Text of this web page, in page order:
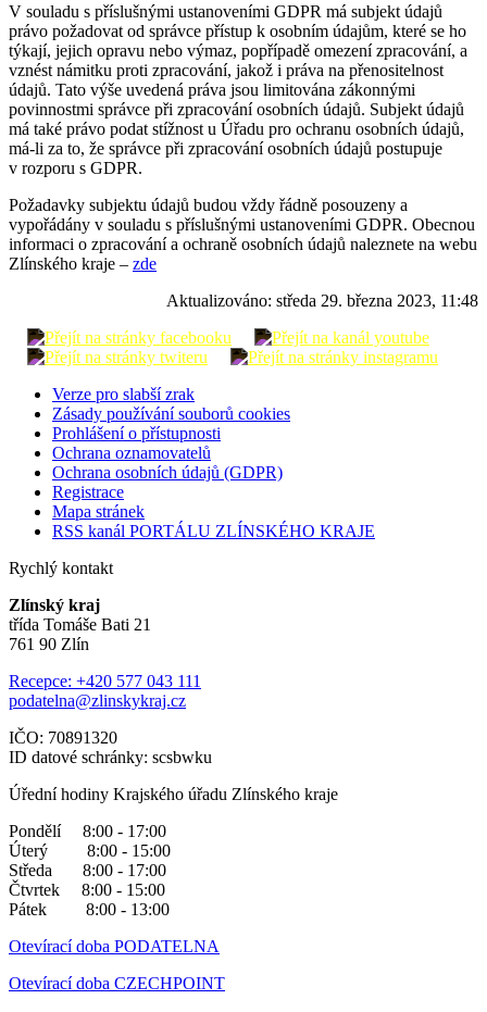
V souladu s příslušnými ustanoveními GDPR má subjekt údajů
právo požadovat od správce přístup k osobním údajům, které se ho
týkají, jejich opravu nebo výmaz, popřípadě omezení zpracování, a
vznést námitku proti zpracování, jakož i práva na přenositelnost
údajů. Tato výše uvedená práva jsou limitována zákonnými
povinnostmi správce při zpracování osobních údajů. Subjekt údajů
má také právo podat stížnost u Úřadu pro ochranu osobních údajů,
má-li za to, že správce při zpracování osobních údajů postupuje
v rozporu s GDPR.
Požadavky subjektu údajů budou vždy řádně posouzeny a
vypořádány v souladu s příslušnými ustanoveními GDPR. Obecnou
informaci o zpracování a ochraně osobních údajů naleznete na webu
Zlínského kraje – zde
Aktualizováno: středa 29. března 2023, 11:48
Verze pro slabší zrak
Zásady používání souborů cookies
Prohlášení o přístupnosti
Ochrana oznamovatelů
Ochrana osobních údajů (GDPR)
Registrace
Mapa stránek
RSS kanál PORTÁLU ZLÍNSKÉHO KRAJE
Rychlý kontakt
Zlínský kraj
třída Tomáše Bati 21
761 90 Zlín
Recepce: +420 577 043 111
podatelna@zlinskykraj.cz
IČO: 70891320
ID datové schránky: scsbwku
Úřední hodiny Krajského úřadu Zlínského kraje
Pondělí 8:00 - 17:00
Úterý 8:00 - 15:00
Středa 8:00 - 17:00
Čtvrtek 8:00 - 15:00
Pátek 8:00 - 13:00
Otevírací doba PODATELNA
Otevírací doba CZECHPOINT